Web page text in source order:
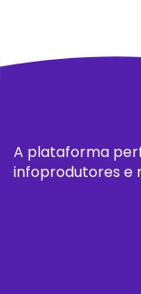
A plataforma
infoprodutores e